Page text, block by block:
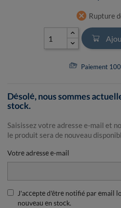
cancel Rupture
Paiement
Désolé, nous sommes
stock.
Saisissez votre adresse e-mail et
le produit sera de nouveau
Votre adresse e-mail
J'accepte d'être notifié par email
nouveau en stock.